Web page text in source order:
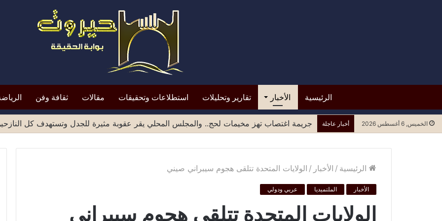
الرئيسية الأخبار تقارير وتحليلات استطلاعات وتحقيقات مقالات ثقافة وفن
الخميس, 6 أغسطس 2026 أخبار عاجلة قرار من حكومة عدن بوقف تعميد الشهادات الصادرة من مناطق صنعاء يثير موجة انتقادات
الرئيسية / الأخبار / الولايات المتحدة تتلقى هجوم سيبراني صيني
الأخبار الملتميديا عربي ودولي
الولايات المتحدة تتلقى هجوم سيبراني